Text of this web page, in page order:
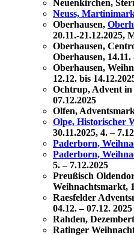
Neuenkirchen,
Neuss,
Oberhausen,
20.11.-21.12.2025,
Oberhausen,
Oberhausen, 14.11.
Oberhausen,
12.12. bis
Ochtrup, Advent in
07.12.2025
Olfen,
Olpe, Historischer
30.11.2025, 4. –
Paderborn,
Paderborn,
5. – 7.12.2025
Preußisch
Weihnachtsmarkt,
Raesfelder
04.12. – 07.12. 2025
Rahden,
Ratinger